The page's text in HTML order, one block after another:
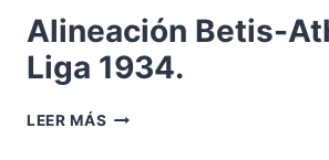
Alineación Betis-
Liga 1934.
LEER MÁS ALINEACIÓN